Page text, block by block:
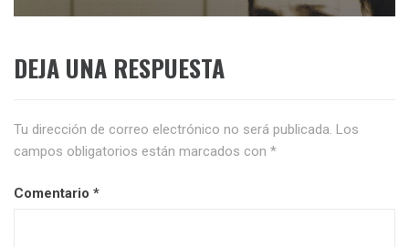
DEJA UNA RESPUESTA
Tu dirección de correo electrónico no será publicada. Los
campos obligatorios están marcados con *
Comentario *